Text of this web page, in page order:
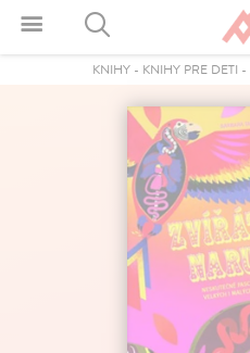
KNIHY - KNIHY PRE DETI -